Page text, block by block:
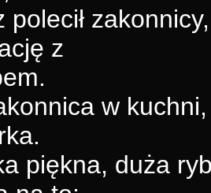
polecił
z
w
piękna, duża